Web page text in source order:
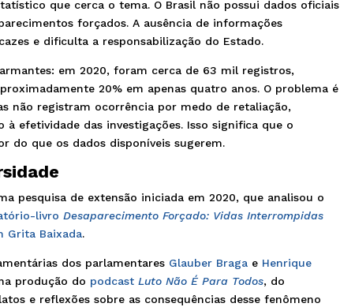
que cerca o tema. O Brasil não possui dados oficiais
forçados. A ausência de informações
e dificulta a responsabilização do Estado.
em 2020, foram cerca de 63 mil registros,
20% em apenas quatro anos. O problema é
não registram ocorrência por medo de retaliação,
efetividade das investigações. Isso significa que o
do que os dados disponíveis sugerem.
pesquisa de extensão iniciada em 2020, que analisou o
livroDesaparecimento Forçado: Vidas Interrompidas
Grita Baixada.
dos parlamentares Glauber Braga e Henrique
produção do podcastLuto Não É Para Todos, do
e reflexões sobre as consequências desse fenômeno